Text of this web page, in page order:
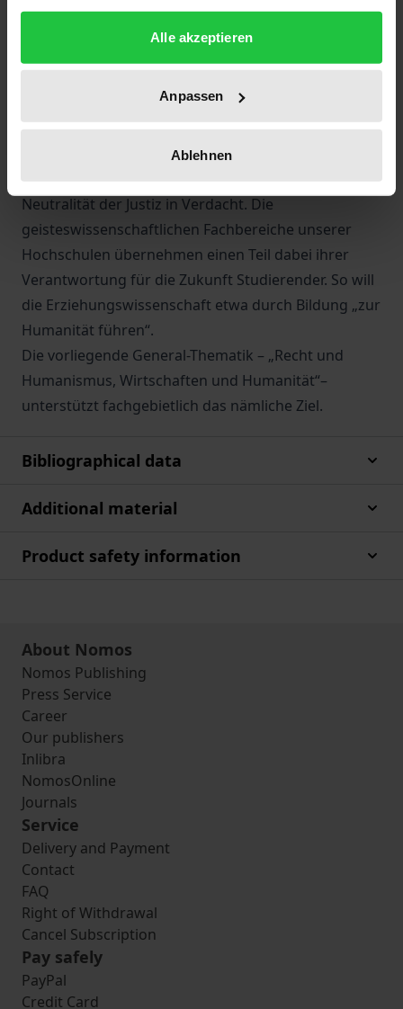
gesammelt haben.
Alle akzeptieren
Anpassen
Ablehnen
Die „rechtskulturellen und rechtshistorischen
staatspolitische, den Freiheitsbegriff neu
austarierende Tendenzen. Das berührt nicht nur das
Rechtsverständnis der Allgemeinheit und speziell
der Wirtschaft. Ebenso gerät die weltanschauliche
Neutralität der Justiz in Verdacht. Die
geisteswissenschaftlichen Fachbereiche unserer
Hochschulen übernehmen einen Teil dabei ihrer
Verantwortung für die Zukunft Studierender. So will
die Erziehungswissenschaft etwa durch Bildung „zur
Humanität führen“.
Die vorliegende General-Thematik – „Recht und
Humanismus, Wirtschaften und Humanität“–
unterstützt fachgebietlich das nämliche Ziel.
Bibliographical data
Additional material
Product safety information
About Nomos
Nomos Publishing
Press Service
Career
Our publishers
Inlibra
NomosOnline
Journals
Service
Delivery and Payment
Contact
FAQ
Right of Withdrawal
Cancel Subscription
Pay safely
PayPal
Credit Card